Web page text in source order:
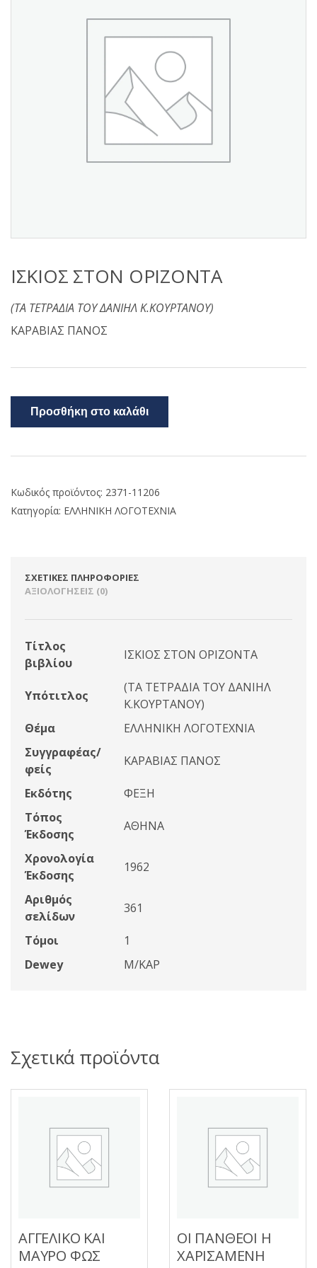
ΙΣΚΙΟΣ ΣΤΟΝ ΟΡΙΖΟΝΤΑ
(ΤΑ ΤΕΤΡΑΔΙΑ ΤΟΥ ΔΑΝΙΗΛ Κ.ΚΟΥΡΤΑΝΟΥ)
ΚΑΡΑΒΙΑΣ ΠΑΝΟΣ
Προσθήκη στο καλάθι
Κωδικός προϊόντος: 2371-11206
Κατηγορία: ΕΛΛΗΝΙΚΗ ΛΟΓΟΤΕΧΝΙΑ
ΣΧΕΤΙΚΈΣ ΠΛΗΡΟΦΟΡΊΕΣ
ΑΞΙΟΛΟΓΉΣΕΙΣ (0)
Τίτλος
βιβλίου
ΙΣΚΙΟΣ ΣΤΟΝ ΟΡΙΖΟΝΤΑ
Υπότιτλος
(ΤΑ ΤΕΤΡΑΔΙΑ ΤΟΥ ΔΑΝΙΗΛ
Κ.ΚΟΥΡΤΑΝΟΥ)
Θέμα
ΕΛΛΗΝΙΚΗ ΛΟΓΟΤΕΧΝΙΑ
Συγγραφέας/
φείς
ΚΑΡΑΒΙΑΣ ΠΑΝΟΣ
Εκδότης
ΦΕΞΗ
Τόπος
Έκδοσης
ΑΘΗΝΑ
Χρονολογία
Έκδοσης
1962
Αριθμός
σελίδων
361
Τόμοι
1
Dewey
Μ/ΚΑΡ
Σχετικά προϊόντα
ΑΓΓΕΛΙΚΟ ΚΑΙ
ΜΑΥΡΟ ΦΩΣ
ΟΙ ΠΑΝΘΕΟΙ Η
ΧΑΡΙΣΑΜΕΝΗ